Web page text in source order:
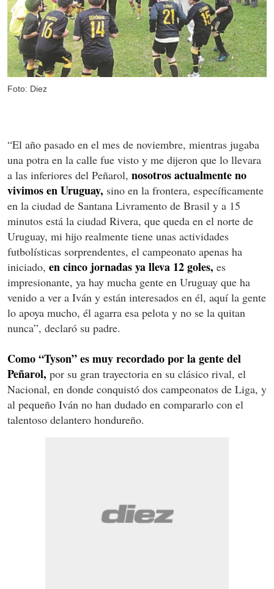
Foto: Diez
“El año pasado en el mes de noviembre, mientras jugaba
una potra en la calle fue visto y me dijeron que lo llevara
a las inferiores del Peñarol, nosotros actualmente no
vivimos en Uruguay, sino en la frontera, específicamente
en la ciudad de Santana Livramento de Brasil y a 15
minutos está la ciudad Rivera, que queda en el norte de
Uruguay, mi hijo realmente tiene unas actividades
futbolísticas sorprendentes, el campeonato apenas ha
iniciado, en cinco jornadas ya lleva 12 goles, es
impresionante, ya hay mucha gente en Uruguay que ha
venido a ver a Iván y están interesados en él, aquí la gente
lo apoya mucho, él agarra esa pelota y no se la quitan
nunca”, declaró su padre.
Como “Tyson” es muy recordado por la gente del
Peñarol, por su gran trayectoria en su clásico rival, el
Nacional, en donde conquistó dos campeonatos de Liga, y
al pequeño Iván no han dudado en compararlo con el
talentoso delantero hondureño.